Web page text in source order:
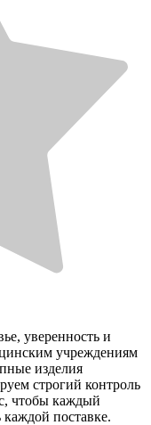
уверенность и
учреждениям
изделия
строгий контроль
чтобы каждый
поставке.